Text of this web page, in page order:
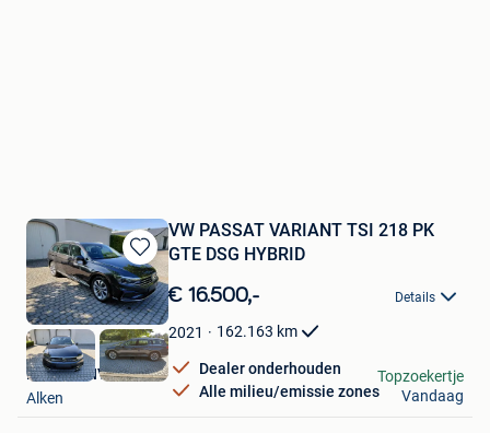
Bewaren
in
Mijn
Favorieten
VW PASSAT VARIANT TSI 218 PK
GTE DSG HYBRID
€ 16.500,- Details
2021 162.163 km
Dealer onderhouden
Alle milieu/emissie zones
DEVEUX NV
Alken
Topzoekertje
Vandaag